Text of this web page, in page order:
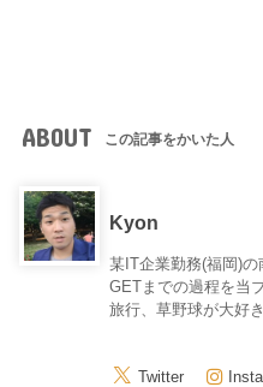
ABOUT この記事をかいた人
Kyon
某IT企業勤務(福岡)
GETまでの過程を当
旅行、草野球が大好き
Twitter